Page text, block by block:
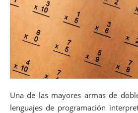
Una de las mayores armas de
lenguajes de programación